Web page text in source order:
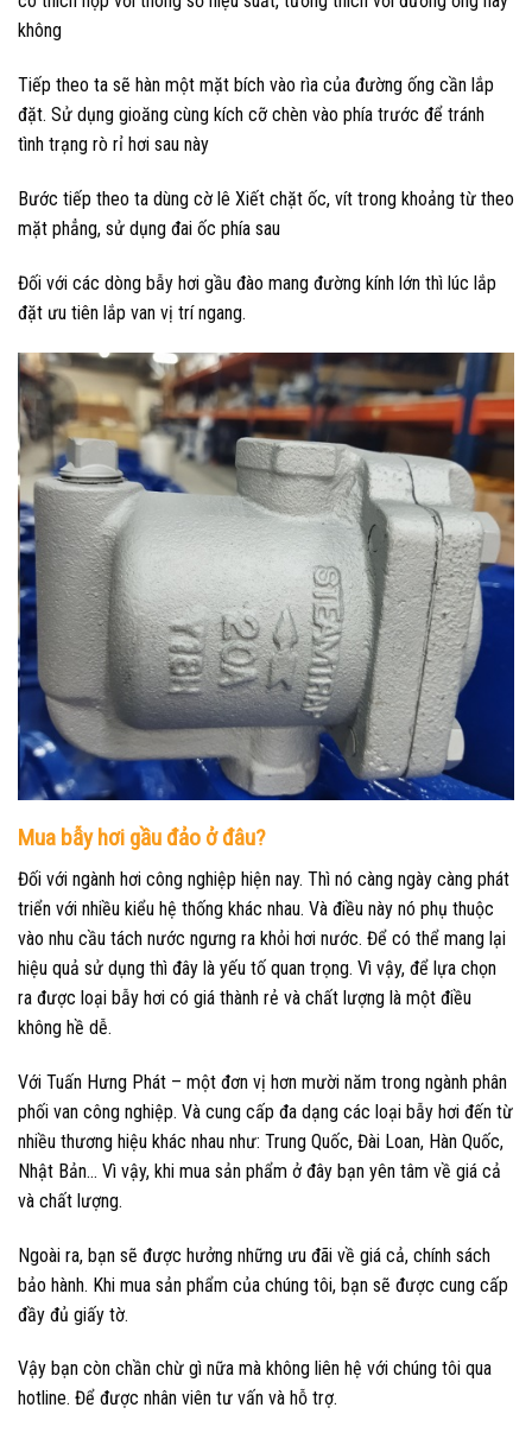
không
Tiếp theo ta sẽ hàn một mặt bích vào rìa của đường ống cần lắp
đặt. Sử dụng gioăng cùng kích cỡ chèn vào phía trước để tránh
tình trạng rò rỉ hơi sau này
Bước tiếp theo ta dùng cờ lê Xiết chặt ốc, vít trong khoảng từ theo
mặt phẳng, sử dụng đai ốc phía sau
Đối với các dòng bẫy hơi gầu đào mang đường kính lớn thì lúc lắp
đặt ưu tiên lắp van vị trí ngang.
Mua bẫy hơi gầu đảo ở đâu?
Đối với ngành hơi công nghiệp hiện nay. Thì nó càng ngày càng phát
triển với nhiều kiểu hệ thống khác nhau. Và điều này nó phụ thuộc
vào nhu cầu tách nước ngưng ra khỏi hơi nước. Để có thể mang lại
hiệu quả sử dụng thì đây là yếu tố quan trọng. Vì vậy, để lựa chọn
ra được loại bẫy hơi có giá thành rẻ và chất lượng là một điều
không hề dễ.
Với Tuấn Hưng Phát – một đơn vị hơn mười năm trong ngành phân
phối van công nghiệp. Và cung cấp đa dạng các loại bẫy hơi đến từ
nhiều thương hiệu khác nhau như: Trung Quốc, Đài Loan, Hàn Quốc,
Nhật Bản… Vì vậy, khi mua sản phẩm ở đây bạn yên tâm về giá cả
và chất lượng.
Ngoài ra, bạn sẽ được hưởng những ưu đãi về giá cả, chính sách
bảo hành. Khi mua sản phẩm của chúng tôi, bạn sẽ được cung cấp
đầy đủ giấy tờ.
Vậy bạn còn chần chừ gì nữa mà không liên hệ với chúng tôi qua
hotline. Để được nhân viên tư vấn và hỗ trợ.